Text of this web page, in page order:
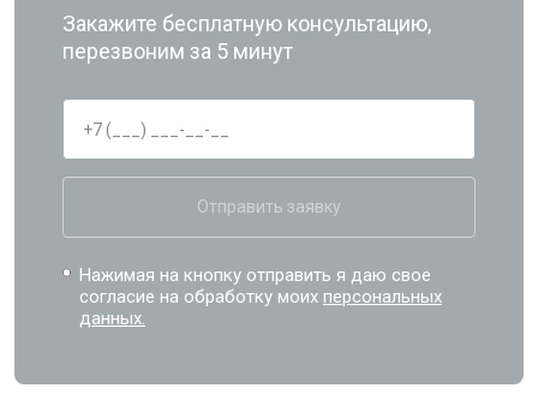
Закажите бесплатную консультацию,
перезвоним за 5 минут
Отправить заявку
Нажимая на кнопку отправить я даю свое
согласие на обработку моихперсональных
данных.